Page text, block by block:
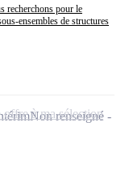
recherchons pour le
ensembles de structures
Non renseigné
offre à ma sélection